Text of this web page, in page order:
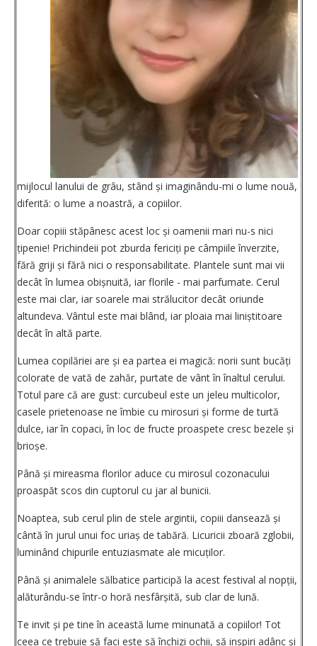
mijlocul lanului de grâu, stând și imaginându-mi o lume nouă,
diferită: o lume a noastră, a copiilor.
Doar copiii stăpânesc acest loc și oamenii mari nu-s nici
țipenie! Prichindeii pot zburda fericiți pe câmpiile înverzite,
fără griji și fără nici o responsabilitate. Plantele sunt mai vii
decât în lumea obișnuită, iar florile - mai parfumate. Cerul
este mai clar, iar soarele mai strălucitor decât oriunde
altundeva. Vântul este mai blând, iar ploaia mai liniștitoare
decât în altă parte.
Lumea copilăriei are și ea partea ei magică: norii sunt bucăți
colorate de vată de zahăr, purtate de vânt în înaltul cerului.
Totul pare că are gust: curcubeul este un jeleu multicolor,
casele prietenoase ne îmbie cu mirosuri și forme de turtă
dulce, iar în copaci, în loc de fructe proaspete cresc bezele și
brioșe.
Până și mireasma florilor aduce cu mirosul cozonacului
proaspăt scos din cuptorul cu jar al bunicii.
Noaptea, sub cerul plin de stele argintii, copiii dansează și
cântă în jurul unui foc uriaș de tabără. Licuricii zboară zglobii,
luminând chipurile entuziasmate ale micuților.
Până și animalele sălbatice participă la acest festival al nopții,
alăturându-se într-o horă nesfârșită, sub clar de lună.
Te invit și pe tine în această lume minunată a copiilor! Tot
ceea ce trebuie să faci este să închizi ochii, să inspiri adânc și